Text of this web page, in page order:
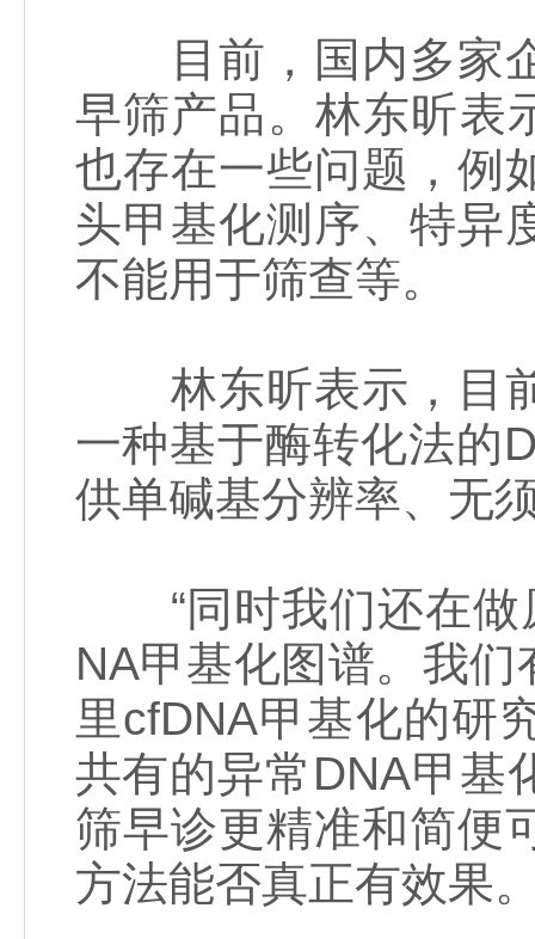
目前，国内多家企
早筛产品。林东昕表
也存在一些问题，例
头甲基化测序、特异
不能用于筛查等。
林东昕表示，目
一种基于酶转化法的
供单碱基分辨率、无
“同时我们还在做
NA甲基化图谱。我
里cfDNA甲基化的研
共有的异常DNA甲基
筛早诊更精准和简便
方法能否真正有效果